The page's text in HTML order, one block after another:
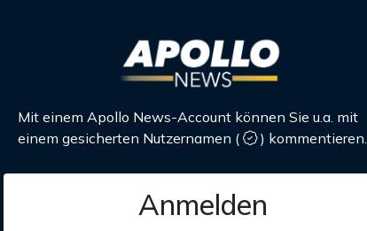
Mit einem Apollo News-Account können Sie u.a. mit
einem gesicherten Nutzernamen ( ) kommentieren.
Anmelden